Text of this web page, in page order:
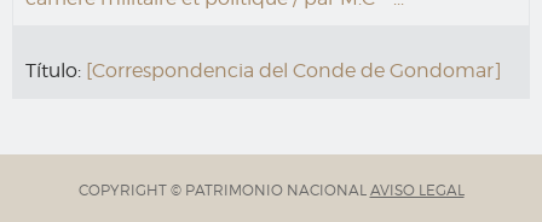
Título: [Correspondencia del Conde de Gondomar]
COPYRIGHT © PATRIMONIO NACIONAL AVISO LEGAL